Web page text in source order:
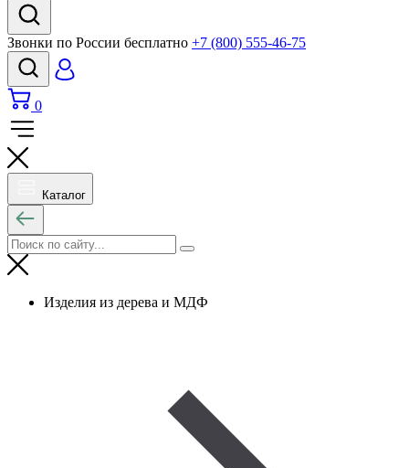
Звонки по России бесплатно +7 (800) 555-46-75
0
Каталог
Изделия из дерева и МДФ